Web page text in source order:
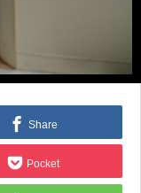
Share
Pocket